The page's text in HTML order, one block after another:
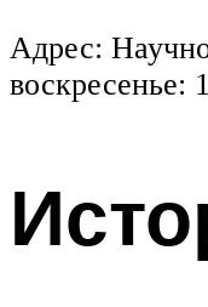
Адрес:
воскресенье: